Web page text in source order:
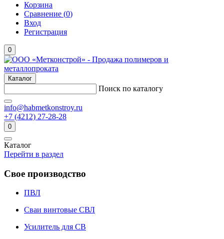
Корзина
Сравнение (0)
Вход
Регистрация
0
Каталог
Поиск по каталогу
info@habmetkonstroy.ru
+7 (4212) 27-28-28
0
Каталог
Перейти в раздел
Свое производство
ПВЛ
Сваи винтовые СВЛ
Усилитель для СВ